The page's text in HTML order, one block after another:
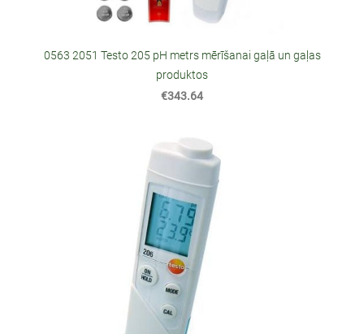
0563 2051 Testo 205 pH metrs mērīšanai gaļā un gaļas
produktos
€343.64